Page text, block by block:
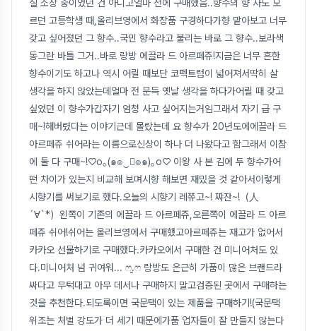
실 소장 중이었던 건 아니고얼마 전에 구매했음..향수의 향 자도 모
르던 고등학생 때,올리브영에서 화장품 구경하다가향 맡아보고 너무
갖고 싶어졌던 그 향수..국민 향수라고 불리는 바로 그 향수..보라색
동그란 바틀 그거..바로 랑방 에끌라 드 아르페쥬!지금은 너무 흔한
향수이기도 하고나 역시 어릴 때보단 코펙트럼이 넓어져서딱히 살
생각을 하지 않았는데얼마 전 문득 옛날 생각을 하다가어릴 때 갖고
싶었던 이 향수가갑자기 엄청 사고 싶어지는거임그래서 자기 급 구
매~!해버렸다는 이야기근데 몰랐는데 요 향수가 20년도에에끌라 드
아르페쥬 쉬어라는 이름으로신상이 하나 더 나왔다고 함그래서 이참
에 둘 다 구매~!♡o｡(๑๏‿ฺ๏๑)｡o♡ 이왕 사 본 김에 두 향수가어
떤 차이가 있는지 비교해 보며시향 해보면 재밌을 것 같아서이렇게
시향기를 써보기로 했다.오늘의 시향기 레쮸고~! 쨔잔~!（人
´∀`*）왼쪽이 기존의 에끌라 드 아르페쥬,오른쪽이 에끌라 드 아르
페쥬 쉬어!쉬어는 올리브영에서 구매했고아르페쥬는 재고가 없어서
카카오 선물하기로 구매했다.카카오에서 구매한 건 미니어처도 있
다.미니어처 넘 귀여워... ෆ.̮ෆ 랑방도 은근히 가품이 많은 브랜드라
싸다고 무턱대고 아무 데서나 구매하지 말고검증된 곳에서 구매하는
것을 추천한다.되도록이면 국문택이 있는 제품을 구매하기!(국문택
위조는 처벌 강도가 더 세기 때문에가품 업자들이 잘 만들지 않는다